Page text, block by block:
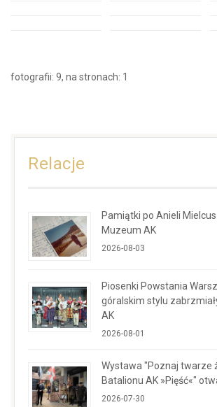
fotografii: 9, na stronach: 1
Relacje
Pamiątki po Anieli
Muzeum AK
2026-08-03
Piosenki Powstania
góralskim stylu
AK
2026-08-01
Wystawa "Poznaj twarze
Batalionu AK »Pięść«"
2026-07-30